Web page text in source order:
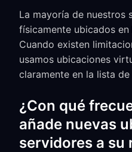
La mayoría de nuestros
físicamente ubicados
Cuando existen
usamos ubicaciones
claramente en la lista
¿Con qué
añade nuevas
servidores a su